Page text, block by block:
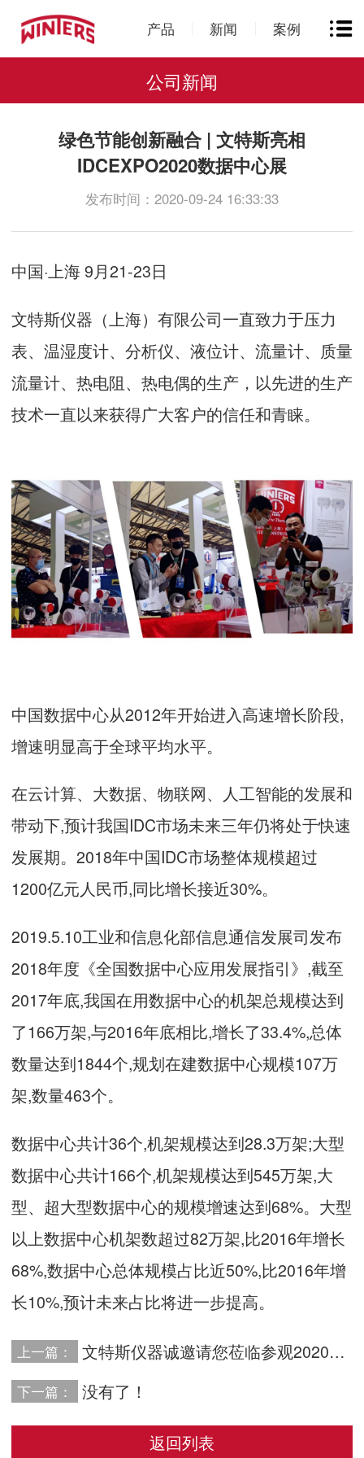
产品 新闻 案例
公司新闻
绿色节能创新融合 | 文特斯亮相
IDCEXPO2020数据中心展
发布时间：2020-09-24 16:33:33
中国·上海 9月21-23日
文特斯仪器（上海）有限公司一直致力于压力
表、温湿度计、分析仪、液位计、流量计、质量
流量计、热电阻、热电偶的生产，以先进的生产
技术一直以来获得广大客户的信任和青睐。
中国数据中心从2012年开始进入高速增长阶段,
增速明显高于全球平均水平。
在云计算、大数据、物联网、人工智能的发展和
带动下,预计我国IDC市场未来三年仍将处于快速
发展期。2018年中国IDC市场整体规模超过
1200亿元人民币,同比增长接近30%。
2019.5.10工业和信息化部信息通信发展司发布
2018年度《全国数据中心应用发展指引》,截至
2017年底,我国在用数据中心的机架总规模达到
了166万架,与2016年底相比,增长了33.4%,总体
数量达到1844个,规划在建数据中心规模107万
架,数量463个。
数据中心共计36个,机架规模达到28.3万架;大型
数据中心共计166个,机架规模达到545万架,大
型、超大型数据中心的规模增速达到68%。大型
以上数据中心机架数超过82万架,比2016年增长
68%,数据中心总体规模占比近50%,比2016年增
长10%,预计未来占比将进一步提高。
上一篇： 文特斯仪器诚邀请您莅临参观2020中国（上海）国际数据中心产业展览会
下一篇： 没有了！
返回列表